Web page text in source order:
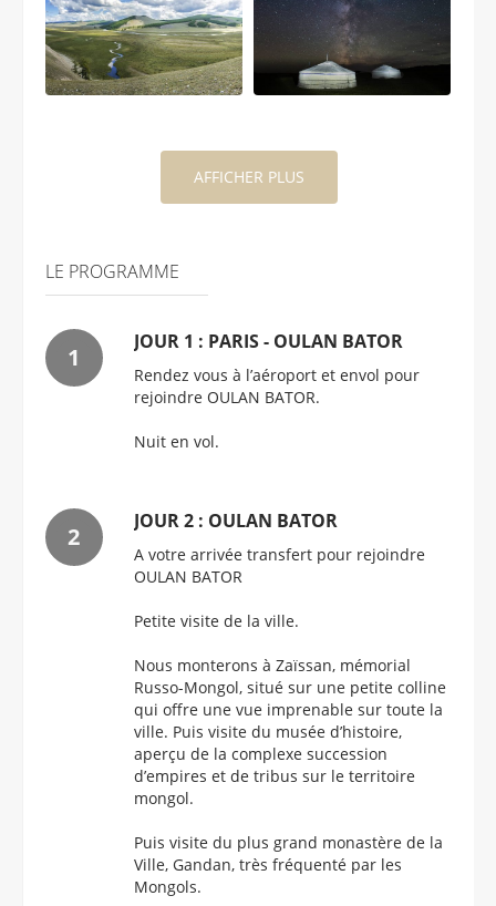
AFFICHER PLUS
LE PROGRAMME
JOUR 1 : PARIS - OULAN BATOR
Rendez vous à l’aéroport et envol pour
rejoindre OULAN BATOR.
Nuit en vol.
JOUR 2 : OULAN BATOR
A votre arrivée transfert pour rejoindre
OULAN BATOR
Petite visite de la ville.
Nous monterons à Zaïssan, mémorial
Russo-Mongol, situé sur une petite colline
qui offre une vue imprenable sur toute la
ville. Puis visite du musée d’histoire,
aperçu de la complexe succession
d’empires et de tribus sur le territoire
mongol.
Puis visite du plus grand monastère de la
Ville, Gandan, très fréquenté par les
Mongols.